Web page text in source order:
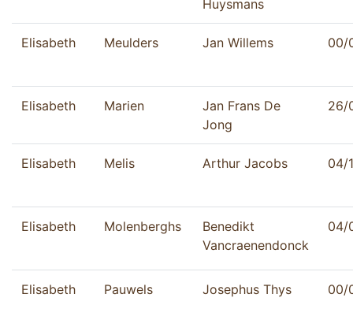
Huysmans
Elisabeth Meulders Jan Willems 00/
Elisabeth Marien
Jan Frans De
Jong
26/
Elisabeth Melis Arthur Jacobs 04/
Elisabeth Molenberghs
Benedikt
Vancraenendonck
04/
Elisabeth Pauwels Josephus Thys 00/